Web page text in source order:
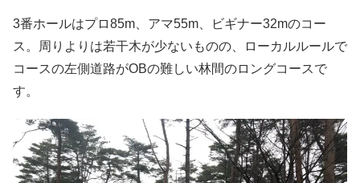
3番ホールはプロ85m、アマ55m、ビギナー32mのコー
ス。周りよりは若干木が少ないものの、ローカルルールで
コースの左側道路がOBの難しい林間のロングコースで
す。